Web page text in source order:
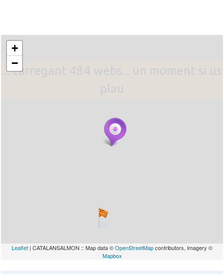
... carregant 484 webs... un moment si us
plau
+
−
Leaflet | CATALANSALMON :: Map data ©OpenStreetMapcontributors, Imagery ©
Mapbox